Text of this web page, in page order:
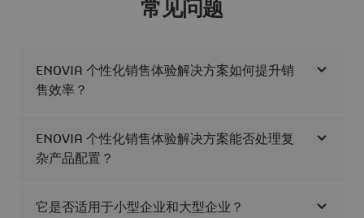
常见问题
ENOVIA 个性化销售体验解决方案如何提升销
售效率？
ENOVIA 个性化销售体验解决方案能否处理复
杂产品配置？
它是否适用于小型企业和大型企业？